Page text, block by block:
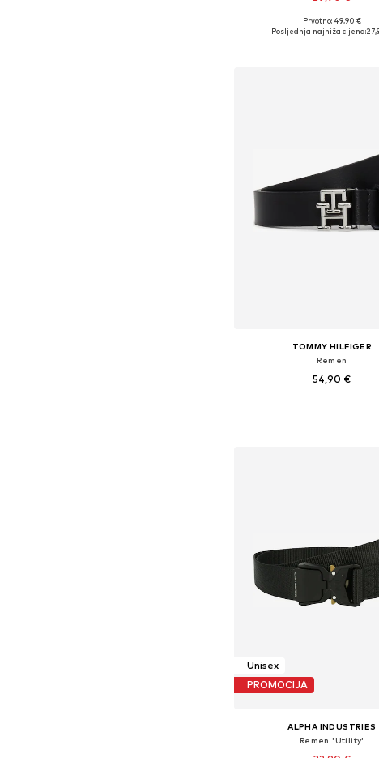
Dostupne veličine: 75, 80, 85,
Prvotno: 49,90 €
Posljednja najniža cijena:
TOMMY HILFIGER
Remen
54,90 €
Unisex
PROMOCIJA
ALPHA INDUSTRIES
Remen 'Utility'